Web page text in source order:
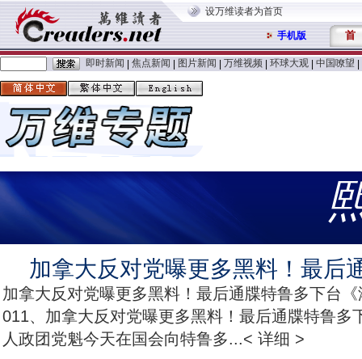
设万维读者为首页
手机版 首
即时新闻 焦点新闻 图片新闻 万维视频 环球大观 中国嘹望
加拿大反对党曝更多黑料！最后
加拿大反对党曝更多黑料！最后通牒特鲁多下台
011、加拿大反对党曝更多黑料！最后通牒特鲁
人政团党魁今天在国会向特鲁多...< 详细 >